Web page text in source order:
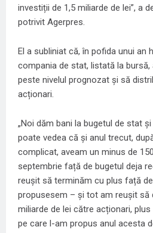
investiții de 1,5 miliarde de lei”, a
potrivit Agerpres.
El a subliniat că, în pofida unui an
compania de stat, listată la bursă,
peste nivelul prognozat și să
acționari.
„Noi dăm bani la bugetul de stat
poate vedea că și anul trecut,
complicat, aveam un minus de
septembrie față de bugetul deja
reușit să terminăm cu plus față
propusesem – și tot am reușit să
miliarde de lei către acționari,
pe care l-am propus anul acesta